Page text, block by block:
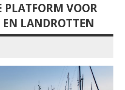
PLATFORM VOOR
LANDROTTEN